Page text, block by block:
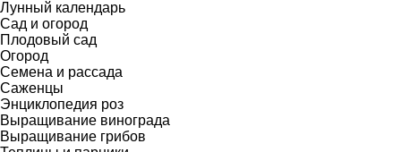
Лунный календарь
Сад и огород
Плодовый сад
Огород
Семена и рассада
Саженцы
Энциклопедия роз
Выращивание винограда
Выращивание грибов